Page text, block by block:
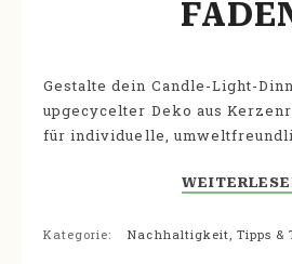
Gestalte dein Candle-Light-
upgecycelter Deko aus
für individuelle,
Kategorie: Nachhaltigkeit,Tipps &